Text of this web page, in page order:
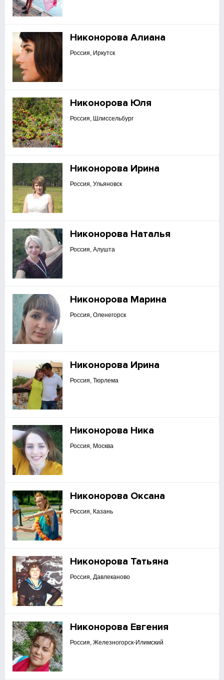
Никонорова Алиана
Россия, Иркутск
Никонорова Юля
Россия, Шлиссельбург
Никонорова Ирина
Россия, Ульяновск
Никонорова Наталья
Россия, Алушта
Никонорова Марина
Россия, Оленегорск
Никонорова Ирина
Россия, Тюрлема
Никонорова Ника
Россия, Москва
Никонорова Оксана
Россия, Казань
Никонорова Татьяна
Россия, Давлеканово
Никонорова Евгения
Россия, Железногорск-Илимский